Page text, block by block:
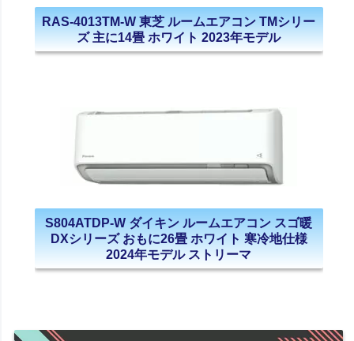
RAS-4013TM-W 東芝 ルームエアコン TMシリー
ズ 主に14畳 ホワイト 2023年モデル
S804ATDP-W ダイキン ルームエアコン スゴ暖
DXシリーズ おもに26畳 ホワイト 寒冷地仕様
2024年モデル ストリーマ